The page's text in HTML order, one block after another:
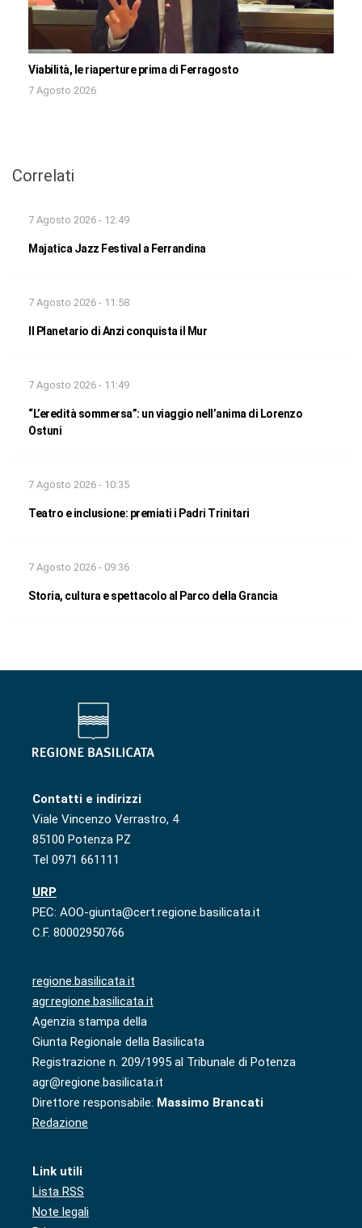
Viabilità, le riaperture prima di Ferragosto
7 Agosto 2026
Correlati
7 Agosto 2026 - 12:49
Majatica Jazz Festival a Ferrandina
7 Agosto 2026 - 11:58
Il Planetario di Anzi conquista il Mur
7 Agosto 2026 - 11:49
“L’eredità sommersa”: un viaggio nell’anima di Lorenzo
Ostuni
7 Agosto 2026 - 10:35
Teatro e inclusione: premiati i Padri Trinitari
7 Agosto 2026 - 09:36
Storia, cultura e spettacolo al Parco della Grancia
Contatti e indirizzi
Viale Vincenzo Verrastro, 4
85100 Potenza PZ
Tel 0971 661111
URP
PEC: AOO-giunta@cert.regione.basilicata.it
C.F. 80002950766
regione.basilicata.it
agr.regione.basilicata.it
Agenzia stampa della
Giunta Regionale della Basilicata
Registrazione n. 209/1995 al Tribunale di Potenza
agr@regione.basilicata.it
Direttore responsabile: Massimo Brancati
Redazione
Link utili
Lista RSS
Note legali